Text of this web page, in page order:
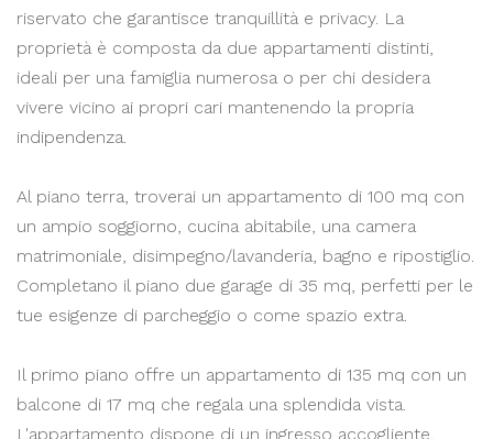
riservato che garantisce tranquillità e privacy. La
proprietà è composta da due appartamenti distinti,
ideali per una famiglia numerosa o per chi desidera
vivere vicino ai propri cari mantenendo la propria
indipendenza.
Al piano terra, troverai un appartamento di 100 mq con
un ampio soggiorno, cucina abitabile, una camera
matrimoniale, disimpegno/lavanderia, bagno e ripostiglio.
Completano il piano due garage di 35 mq, perfetti per le
tue esigenze di parcheggio o come spazio extra.
Il primo piano offre un appartamento di 135 mq con un
balcone di 17 mq che regala una splendida vista.
L'appartamento dispone di un ingresso accogliente,